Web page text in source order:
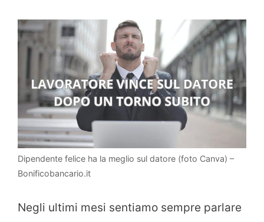
Dipendente felice ha la meglio sul datore (foto Canva) –
Bonificobancario.it
Negli ultimi mesi sentiamo sempre parlare